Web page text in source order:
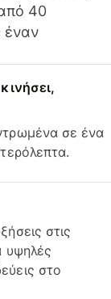
40
έναν
σε ένα
στις
υψηλές
στο